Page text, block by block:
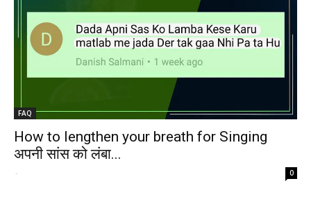
FAQ
How to lengthen your breath for Singing
अपनी सांस को लंबा...
- 0